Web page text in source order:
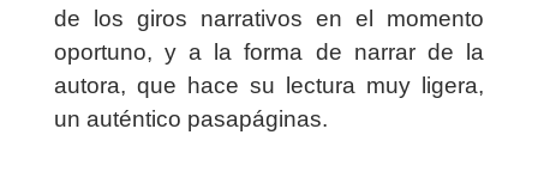
de los giros narrativos en el momento
oportuno, y a la forma de narrar de la
autora, que hace su lectura muy ligera,
un auténtico pasapáginas.